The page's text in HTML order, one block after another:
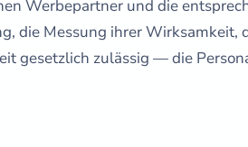
Werbepartner und die
die Messung ihrer Wirksamkeit,
gesetzlich zulässig — die